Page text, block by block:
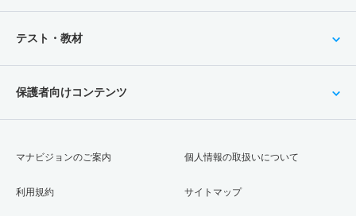
テスト・教材
保護者向けコンテンツ
マナビジョンのご案内
利用規約
個人情報の取扱いについて
サイトマップ